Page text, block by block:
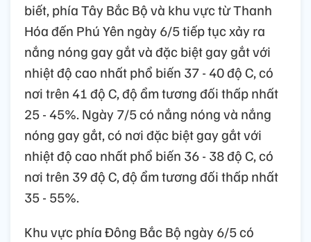
biết, phía Tây Bắc Bộ và khu vực từ Thanh
Hóa đến Phú Yên ngày 6/5 tiếp tục xảy ra
nắng nóng gay gắt và đặc biệt gay gắt với
nhiệt độ cao nhất phổ biến 37 - 40 độ C, có
nơi trên 41 độ C, độ ẩm tương đối thấp nhất
25 - 45%. Ngày 7/5 có nắng nóng và nắng
nóng gay gắt, có nơi đặc biệt gay gắt với
nhiệt độ cao nhất phổ biến 36 - 38 độ C, có
nơi trên 39 độ C, độ ẩm tương đối thấp nhất
35 - 55%.
Khu vực phía Đông Bắc Bộ ngày 6/5 có